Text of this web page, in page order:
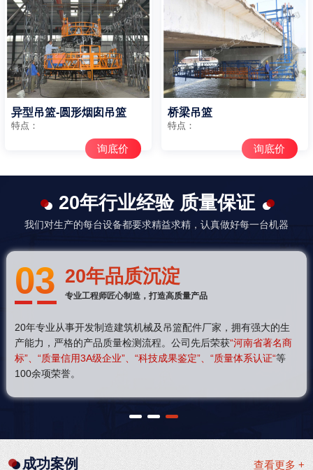
异型吊篮-圆形烟囱吊篮
特点：
询底价
桥梁吊篮
特点：
询底价
20年行业经验 质量保证
我们对生产的每台设备都要求精益求精，认真做好每一台机器
03 20年品质沉淀
专业工程师匠心制造，打造高质量产品
20年专业从事开发制造建筑机械及吊篮配件厂家，拥有强大的生
产能力，严格的产品质量检测流程。公司先后荣获“河南省著名商
标”、“质量信用3A级企业”、“科技成果鉴定”、“质量体系认证“等
100余项荣誉。
1 2 3
查看更多 +
成功案例